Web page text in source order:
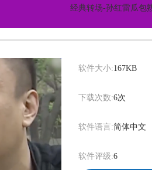
经典转场-孙红雷瓜包
软件大小:167KB
下载次数:6次
软件语言:简体中文
软件评级:6